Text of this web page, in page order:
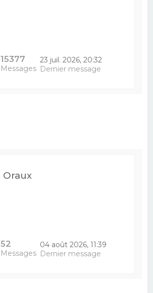
15377
Messages
23 juil. 2026, 20:32
Dernier message
Oraux
52
Messages
04 août 2026, 11:39
Dernier message